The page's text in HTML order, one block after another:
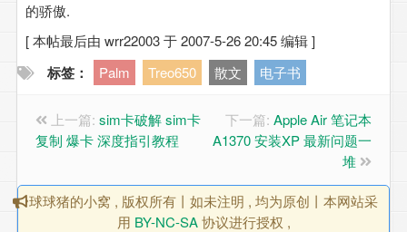
的骄傲.
[ 本帖最后由 wrr22003 于 2007-5-26 20:45 编辑 ]
标签： Palm Treo650 散文 电子书
上一篇: sim卡破解 sim卡
复制 爆卡 深度指引教程
下一篇:Apple Air 笔记本
A1370 安装XP 最新问题一
堆
球球猪的小窝 , 版权所有丨如未注明 , 均为原创丨本网站采
用 BY-NC-SA协议进行授权 ,